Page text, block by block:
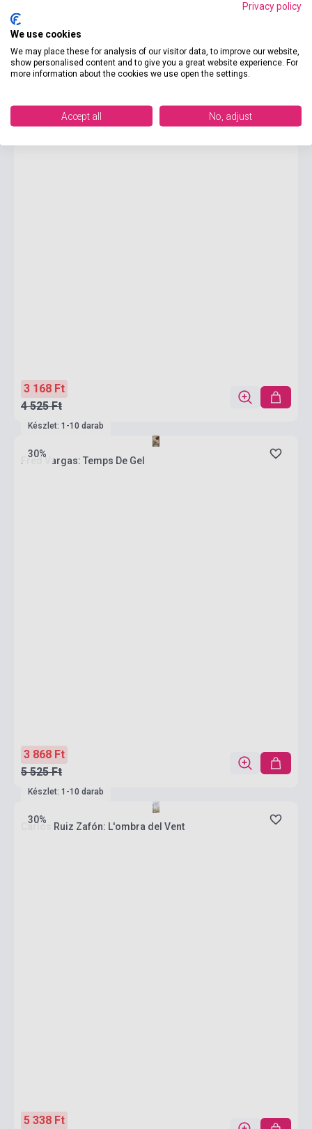
5 550 Ft
Készlet: 1-10 darab
3 168 Ft
4 525 Ft
30%
Készlet: 1-10 darab
Fred Vargas: Temps De Gel
3 868 Ft
5 525 Ft
30%
Készlet: 1-10 darab
Carlos Ruiz Zafón: L'ombra del Vent
5 338 Ft
Privacy policy
We use cookies
We may place these for analysis of our visitor data, to improve our website,
show personalised content and to give you a great website experience. For
more information about the cookies we use open the settings.
Accept all No, adjust